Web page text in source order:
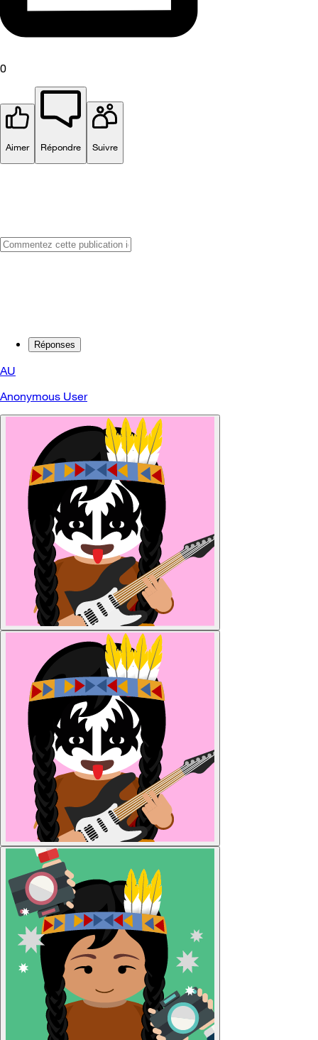
0
Aimer Répondre Suivre
Réponses
AU
Anonymous User